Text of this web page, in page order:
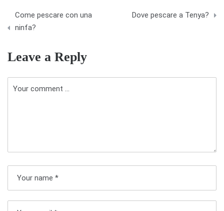
N
a
g
o
e
Come pescare con una
ninfa?
Dove pescare a Tenya?
Leave a Reply